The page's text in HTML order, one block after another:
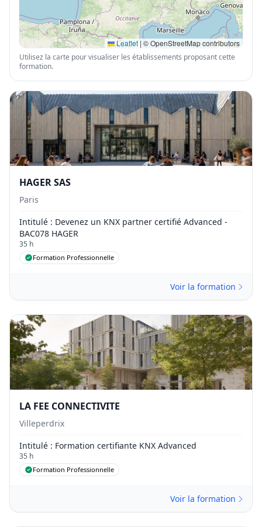
Leaflet | © OpenStreetMap contributors
Utilisez la carte pour visualiser les établissements proposant cette
formation.
HAGER SAS
Paris
Intitulé : Devenez un KNX partner certifié Advanced -
BAC078 HAGER
35 h
Formation Professionnelle
Voir la formation
LA FEE CONNECTIVITE
Villeperdrix
Intitulé : Formation certifiante KNX Advanced
35 h
Formation Professionnelle
Voir la formation